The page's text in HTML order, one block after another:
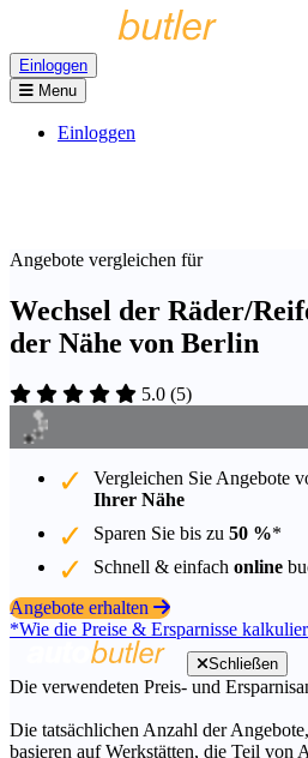
Einloggen
Menu
Einloggen
Angebote vergleichen für
Wechsel der Räder/
der Nähe von Berlin
5.0 (5)
Vergleichen Sie Angebote
Ihrer Nähe
Sparen Sie bis zu 50 %*
Schnell & einfach online
Angebote erhalten
*Wie die Preise & Ersparnisse
Schließen
Die verwendeten Preis- und
Die tatsächlichen Anzahl der
basieren auf Werkstätten, die Teil von